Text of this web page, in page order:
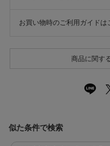
お買い物時のご利用ガイドは
商品に関す
似た条件で検索